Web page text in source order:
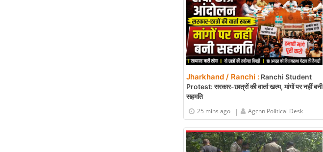
Jharkhand / Ranchi : Ranchi Student
Protest: सरकार-छात्रों की वार्ता खत्म, मांगों पर नहीं बनी
सहमति
25 mins ago
| Agcnn Political Desk